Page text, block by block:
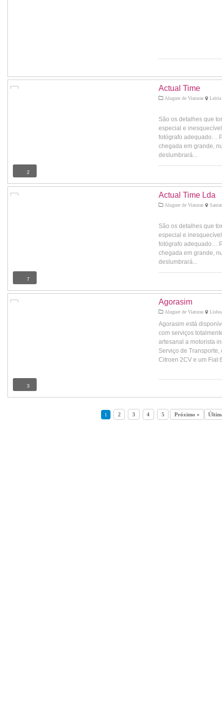
Actual Time
Aluguer de Viaturas Leiria
São os detalhes que
especial e
fotógrafo adequado…
chegada em grande,
deslumbrará...
2
Actual Time Lda
Aluguer de Viaturas
São os detalhes que
especial e
fotógrafo adequado…
chegada em grande,
deslumbrará...
7
Agorasim
Aluguer de Viaturas
Agorasim está
com serviços
artesanal a motorista
Serviço de Transporte,
Citroen 2CV e um Fiat
3
1 2 3 4 5 Próximo »